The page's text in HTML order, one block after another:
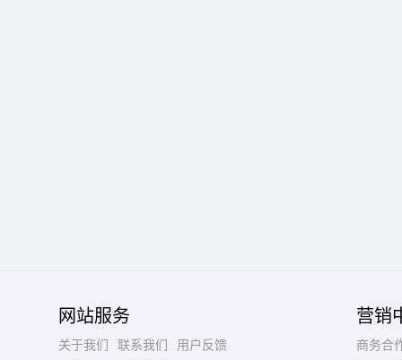
网站服务
关于我们 联系我们
用户反馈
营销
商务合